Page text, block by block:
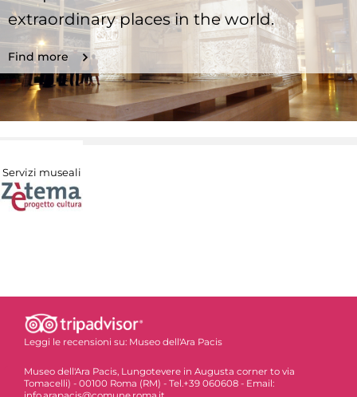
extraordinary places in the world.
Find more
Servizi museali
Leggi le recensioni su: Museo dell'Ara Pacis
Museo dell'Ara Pacis, Lungotevere in Augusta corner to via
Tomacelli) - 00100 Roma (RM) - Tel.+39 060608 - Email: